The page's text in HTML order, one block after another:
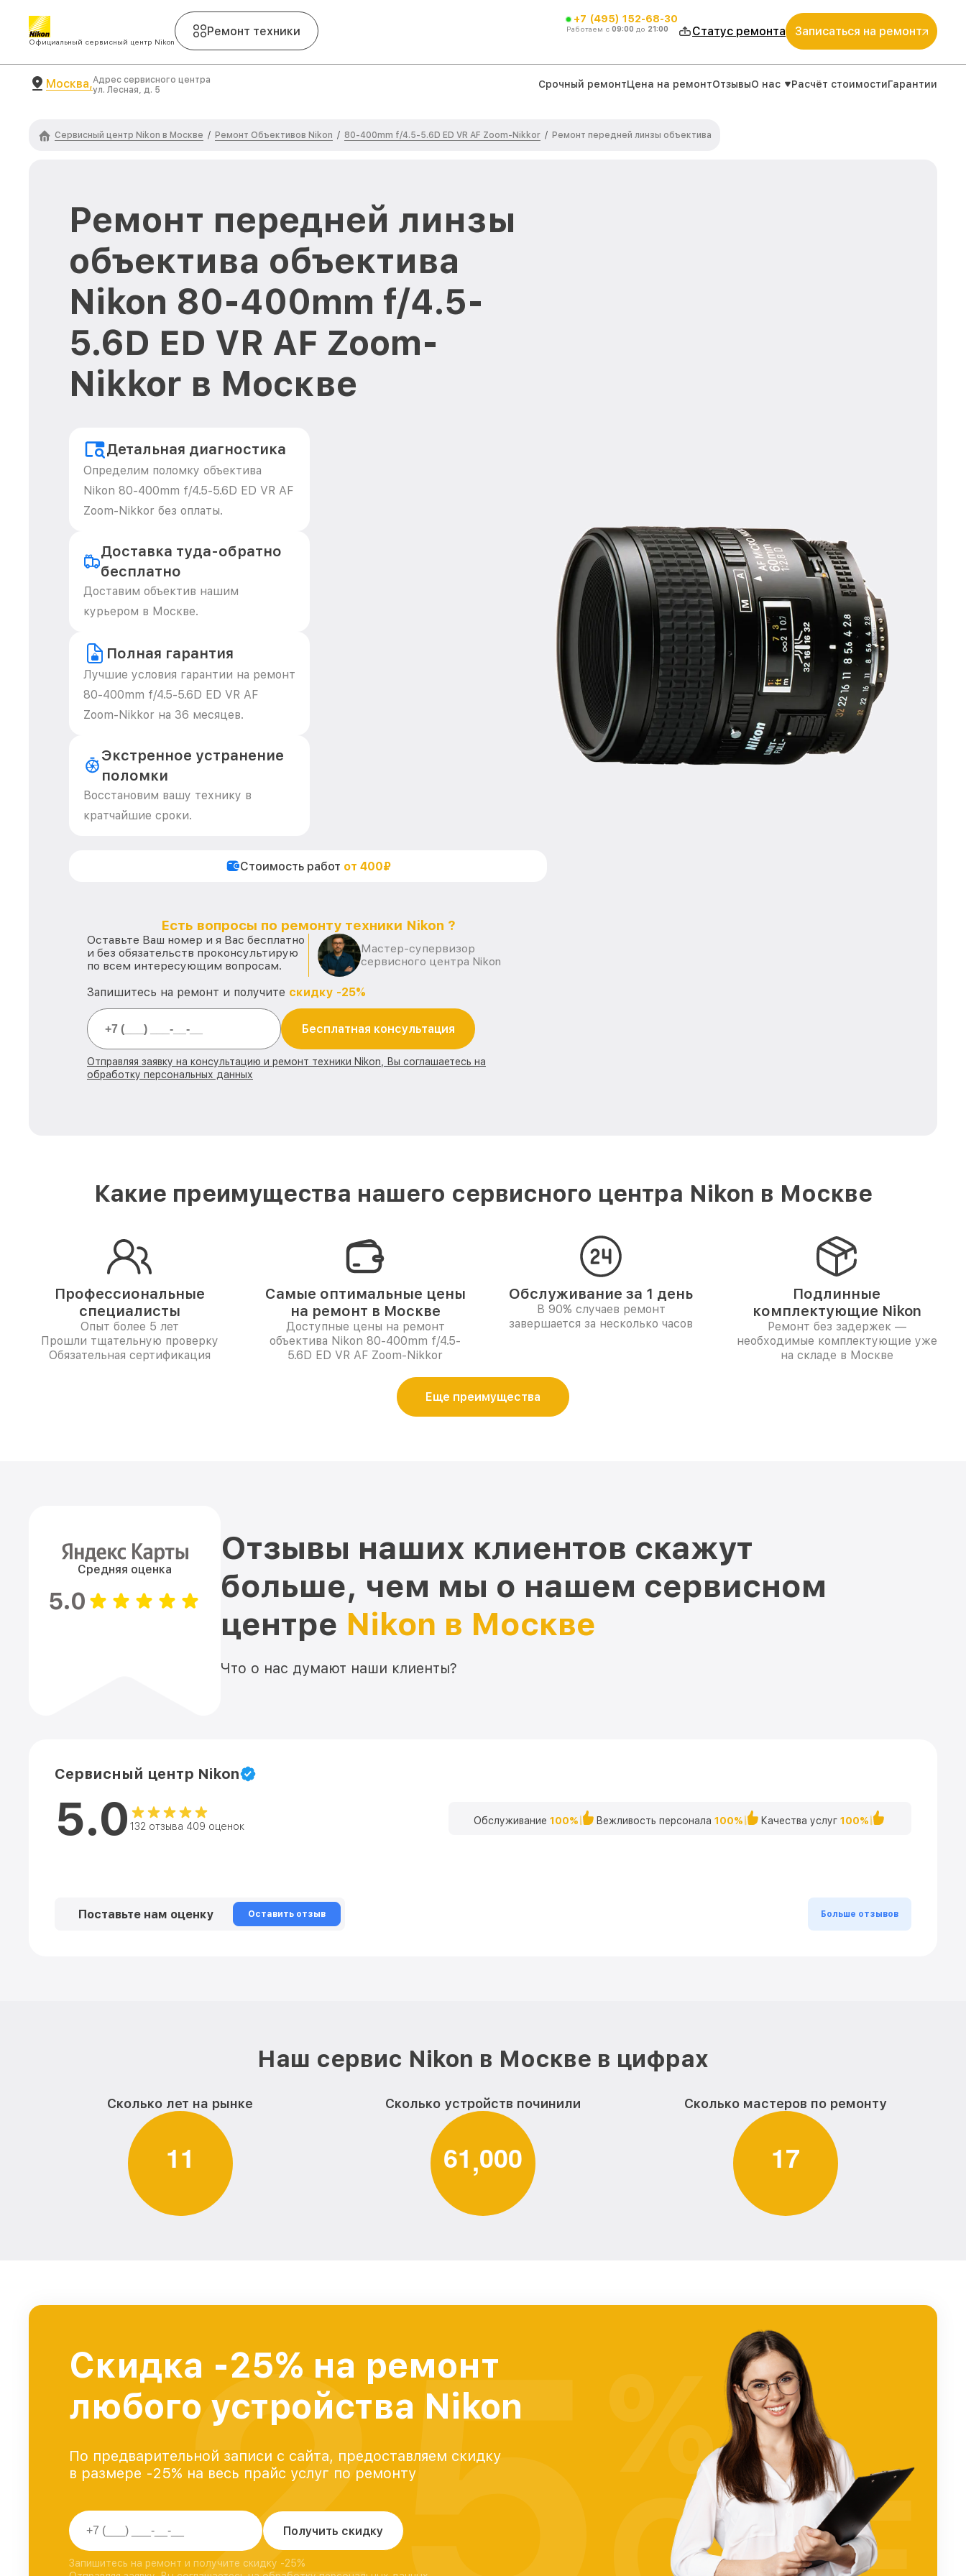
Официальный сервисный центр Nikon
Ремонт техники
+7 (495) 152-68-30
Работаем с 09:00 до 21:00 Статус ремонта Записаться на ремонт
Москва,Адрес сервисного центра
ул. Лесная, д. 5
Срочный ремонтЦена на ремонтОтзывыО нас Расчёт стоимостиГарантии
Сервисный центр Nikon в Москве / Ремонт Объективов Nikon / 80-400mm f/4.5-5.6D ED VR AF Zoom-Nikkor / Ремонт передней линзы объектива
Ремонт передней линзы
объектива объектива
Nikon 80-400mm f/4.5-
5.6D ED VR AF Zoom-
Nikkor в Москве
Детальная диагностика
Определим поломку объектива
Nikon 80-400mm f/4.5-5.6D ED VR AF
Zoom-Nikkor без оплаты.
Доставка туда-обратно
бесплатно
Доставим объектив нашим
курьером в Москве.
Полная гарантия
Лучшие условия гарантии на ремонт
80-400mm f/4.5-5.6D ED VR AF
Zoom-Nikkor на 36 месяцев.
Экстренное устранение
поломки
Восстановим вашу технику в
кратчайшие сроки.
Стоимость работ от 400₽
Есть вопросы по ремонту техники Nikon ?
Оставьте Ваш номер и я Вас бесплатно
и без обязательств проконсультирую
по всем интересующим вопросам.
Мастер-супервизор
сервисного центра Nikon
Запишитесь на ремонт и получите скидку -25%
Бесплатная консультация
Отправляя заявку на консультацию и ремонт техники Nikon, Вы соглашаетесь на
обработку персональных данных
Какие преимущества нашего сервисного центра Nikon в Москве
Профессиональные
специалисты
Опыт более 5 лет
Прошли тщательную проверку
Обязательная сертификация
Самые оптимальные цены
на ремонт в Москве
Доступные цены на ремонт
объектива Nikon 80-400mm f/4.5-
5.6D ED VR AF Zoom-Nikkor
Обслуживание за 1 день
В 90% случаев ремонт
завершается за несколько часов
Подлинные
комплектующие Nikon
Ремонт без задержек —
необходимые комплектующие уже
на складе в Москве
Еще преимущества
Средняя оценка
5.0
Отзывы наших клиентов скажут
больше, чем мы о нашем сервисном
центре Nikon в Москве
Что о нас думают наши клиенты?
Сервисный центр Nikon
5.0 132 отзыва 409 оценок Обслуживание 100% Вежливость персонала 100% Качества услуг 100%
Поставьте нам оценку Оставить отзыв Больше отзывов
Наш сервис Nikon в Москве в цифрах
Сколько лет на рынке
11
Сколько устройств починили
61,000
Сколько мастеров по ремонту
17
Скидка -25% на ремонт
любого устройства Nikon
По предварительной записи с сайта, предоставляем скидку
в размере -25% на весь прайс услуг по ремонту
Получить скидку
Запишитесь на ремонт и получите скидку -25%
25 %